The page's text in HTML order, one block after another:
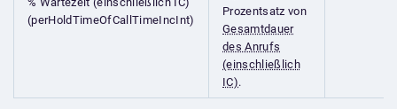
(perHoldTimeOfCallTimeIncInt)
Prozentsatz von
Gesamtdauer
des Anrufs
(einschließlich
IC).